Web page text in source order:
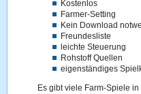
Kostenlos
Farmer-Setting
Kein Download
Freundesliste
leichte Steuerung
Rohstoff Quellen
eigenständiges
Es gibt viele Farm-Spiele